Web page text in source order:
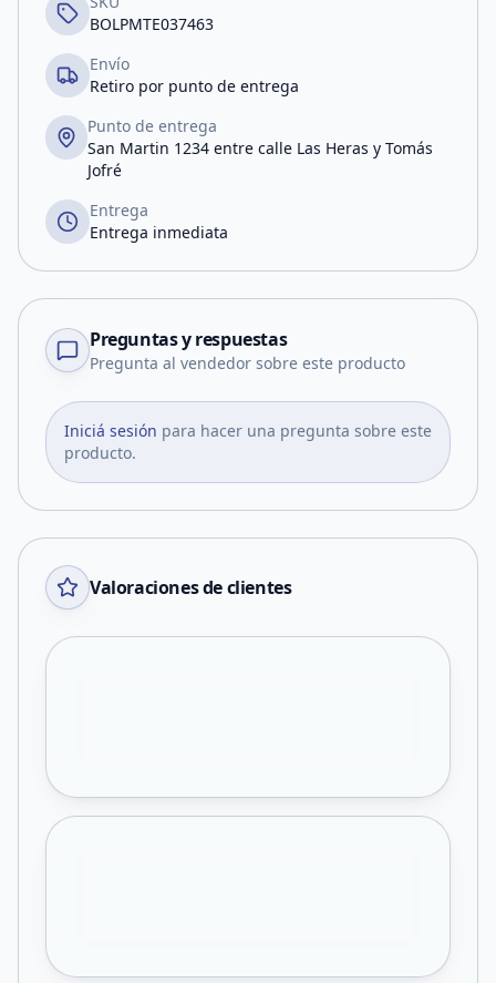
BOLPMTE037463
Envío
Retiro por punto de entrega
Punto de entrega
San Martin 1234 entre calle Las Heras y Tomás
Jofré
Entrega
Entrega inmediata
Preguntas y respuestas
Pregunta al vendedor sobre este producto
Iniciá sesión para hacer una pregunta sobre este
producto.
Valoraciones de clientes